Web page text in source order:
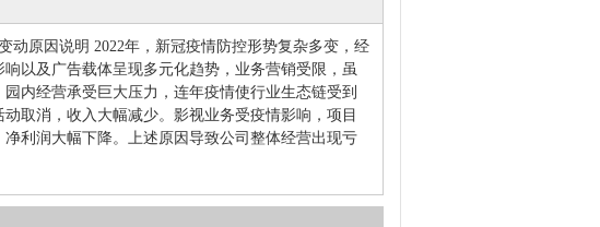
动原因说明 2022年，新冠疫情防控形势复杂多变，经
以及广告载体呈现多元化趋势，业务营销受限，虽
内经营承受巨大压力，连年疫情使行业生态链受到
取消，收入大幅减少。影视业务受疫情影响，项目
利润大幅下降。上述原因导致公司整体经营出现亏